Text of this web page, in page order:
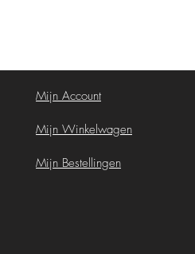
Mijn Account
Mijn Winkelwagen
Mijn Bestellingen